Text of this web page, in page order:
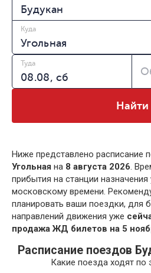
Куда
Туда
Найти
Ниже представлено расписание
Угольная на 8 августа 2026.
прибытия на станции назначения
московскому времени.
планировать ваши поездки, для
направлений движения уже
продажа ЖД билетов на 5
Расписание поездов
Какие поезда ходят по